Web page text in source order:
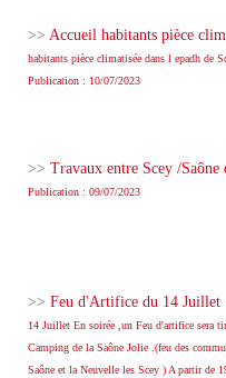
>> Accueil habitants pièce
habitants pièce climatisée dans l epadh de
Publication : 10/07/2023
>> Travaux entre Scey /
Publication : 09/07/2023
>> Feu d'Artifice du 14 Juillet
14 Juillet En soirée ,un Feu d'artifice sera
Camping de la Saône Jolie .(feu des
Saône et la Neuvelle les Scey ) A partir de